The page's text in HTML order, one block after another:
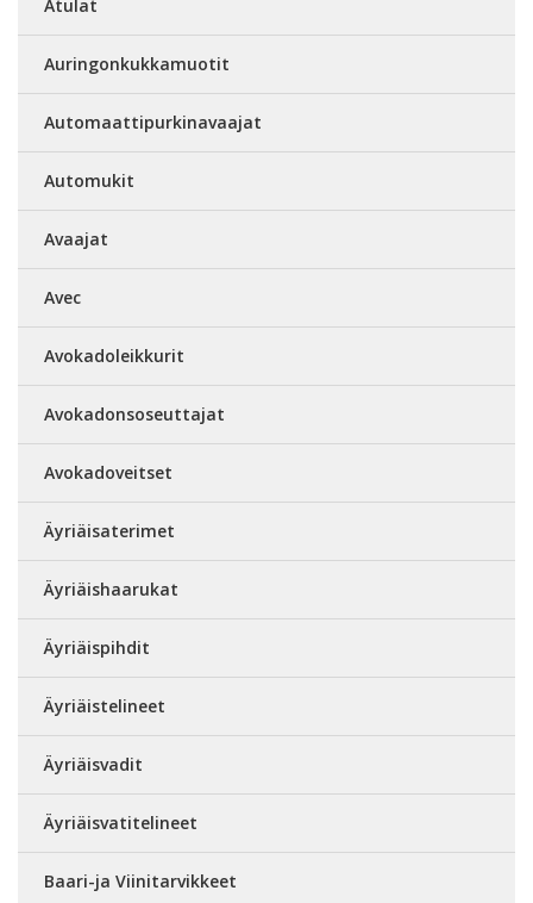
Atulat
Auringonkukkamuotit
Automaattipurkinavaajat
Automukit
Avaajat
Avec
Avokadoleikkurit
Avokadonsoseuttajat
Avokadoveitset
Äyriäisaterimet
Äyriäishaarukat
Äyriäispihdit
Äyriäistelineet
Äyriäisvadit
Äyriäisvatitelineet
Baari-ja Viinitarvikkeet